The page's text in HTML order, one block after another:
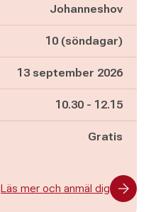
Johanneshov
10 (söndagar)
13 september 2026
Pågår mellan
10.30 - och
12.15
Gratis
Läs mer och anmäl dig